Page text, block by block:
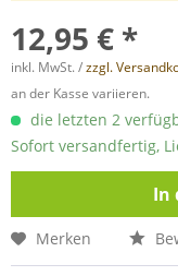
12,95 € *
inkl. MwSt. /zzgl.
an der Kasse variieren.
die letzten 2
Sofort versandfertig,
In
Merken